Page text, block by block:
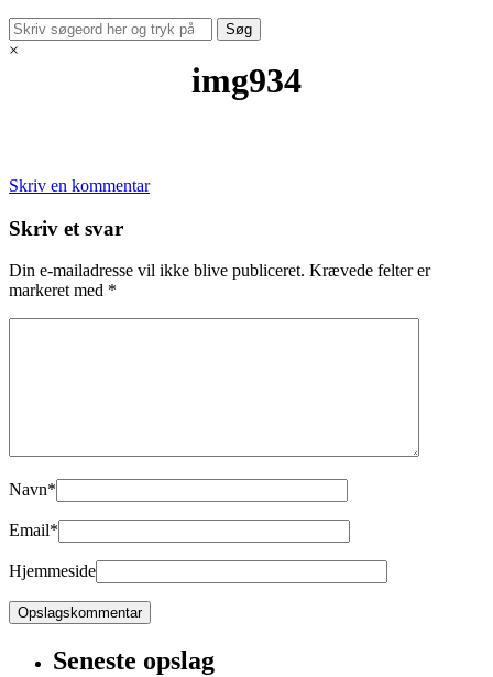
×
img934
Skriv en kommentar
Skriv et svar
Din e-mailadresse vil ikke blive publiceret. Krævede felter er
markeret med *
Navn*
Email*
Hjemmeside
Seneste opslag